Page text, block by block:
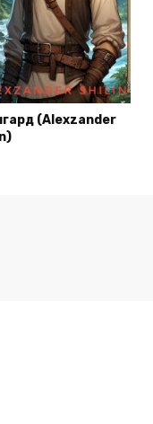
(Alexzander